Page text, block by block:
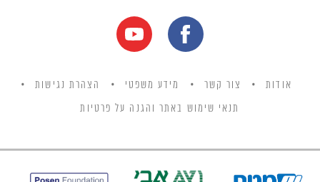
אודות צור קשר מידע משפטי הצהרת נגישות
תנאי שימוש באתר והגנה על פרטיות